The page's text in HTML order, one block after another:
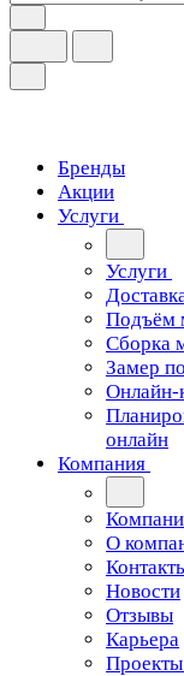
Бренды
Акции
Услуги
Услуги
Подъём
Сборка
Замер
Онлайн-
онлайн
Компания
О
Новости
Отзывы
Карьера
Проекты